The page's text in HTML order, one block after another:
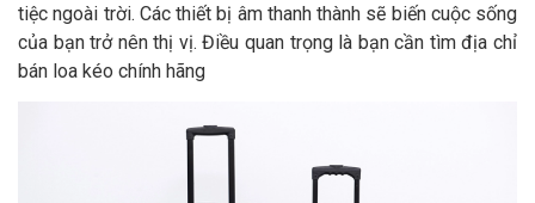
tiệc ngoài trời. Các thiết bị âm thanh thành sẽ biến cuộc sống
của bạn trở nên thị vị. Điều quan trọng là bạn cần tìm địa chỉ
bán loa kéo chính hãng